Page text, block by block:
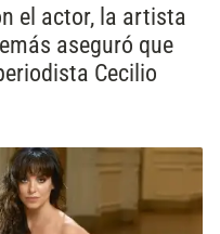
el actor, la artista
aseguró que
Cecilio